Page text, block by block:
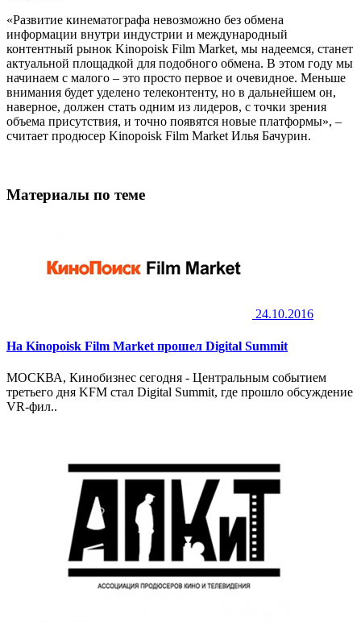
«Развитие кинематографа невозможно без обмена
информации внутри индустрии и международный
контентный рынок Kinopoisk Film Market, мы надеемся, станет
актуальной площадкой для подобного обмена. В этом году мы
начинаем с малого – это просто первое и очевидное. Меньше
внимания будет уделено телеконтенту, но в дальнейшем он,
наверное, должен стать одним из лидеров, с точки зрения
объема присутствия, и точно появятся новые платформы», –
считает продюсер Kinopoisk Film Market Илья Бачурин.
Материалы по теме
24.10.2016
На Kinopoisk Film Market прошел Digital Summit
МОСКВА, Кинобизнес сегодня - Центральным событием
третьего дня KFM стал Digital Summit, где прошло обсуждение
VR-фил..